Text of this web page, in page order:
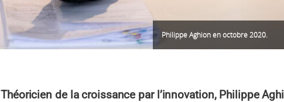
Philippe Aghion en octobre 2020.
Théoricien de la croissance par l’innovation, Philippe